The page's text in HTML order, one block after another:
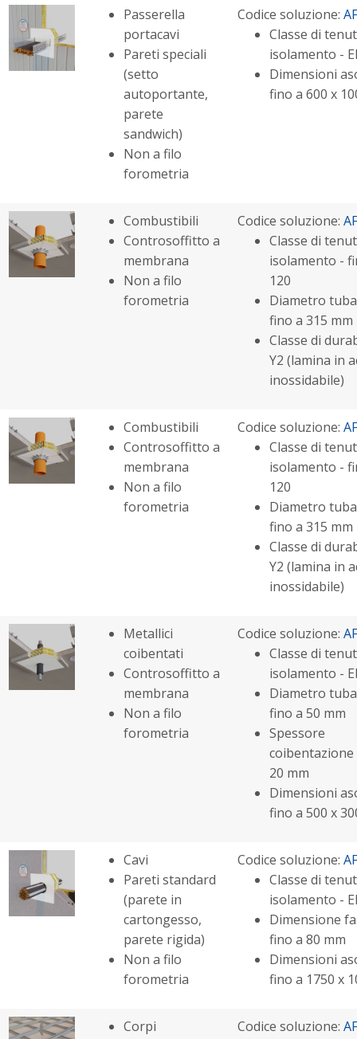
Passerella
portacavi
Pareti speciali
(setto
autoportante,
parete
sandwich)
Non a filo
forometria
Codice soluzione:
Classe di
isolamento -
Dimensioni
fino a 600 x
Combustibili
Controsoffitto a
membrana
Non a filo
forometria
Codice soluzione:
Classe di
isolamento -
120
Diametro
fino a 315 mm
Classe di
Y2 (lamina in
inossidabile)
Combustibili
Controsoffitto a
membrana
Non a filo
forometria
Codice soluzione:
Classe di
isolamento -
120
Diametro
fino a 315 mm
Classe di
Y2 (lamina in
inossidabile)
Metallici
coibentati
Controsoffitto a
membrana
Non a filo
forometria
Codice soluzione:
Classe di
isolamento -
Diametro
fino a 50 mm
Spessore
coibentazione
20 mm
Dimensioni
fino a 500 x
Cavi
Pareti standard
(parete in
cartongesso,
parete rigida)
Non a filo
forometria
Codice soluzione:
Classe di
isolamento -
Dimensione
fino a 80 mm
Dimensioni
fino a 1750 x
Corpi
Codice soluzione: